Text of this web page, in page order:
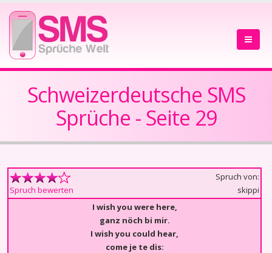
Schweizerdeutsche SMS
Sprüche - Seite 29
Spruch bewerten
Spruch von:
skippi
I wish you were here,
ganz nöch bi mir.
I wish you could hear,
come je te dis: